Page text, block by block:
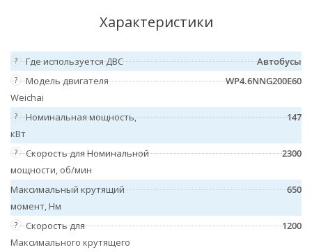
Характеристики
? Где используется ДВС Автобусы
?
Модель двигателя
Weichai
WP4.6NNG200E60
?
Номинальная мощность,
кВт
147
?
Скорость для Номинальной
мощности, об/мин
2300
Максимальный крутящий
момент, Нм
650
?
Скорость для
Максимального крутящего
1200